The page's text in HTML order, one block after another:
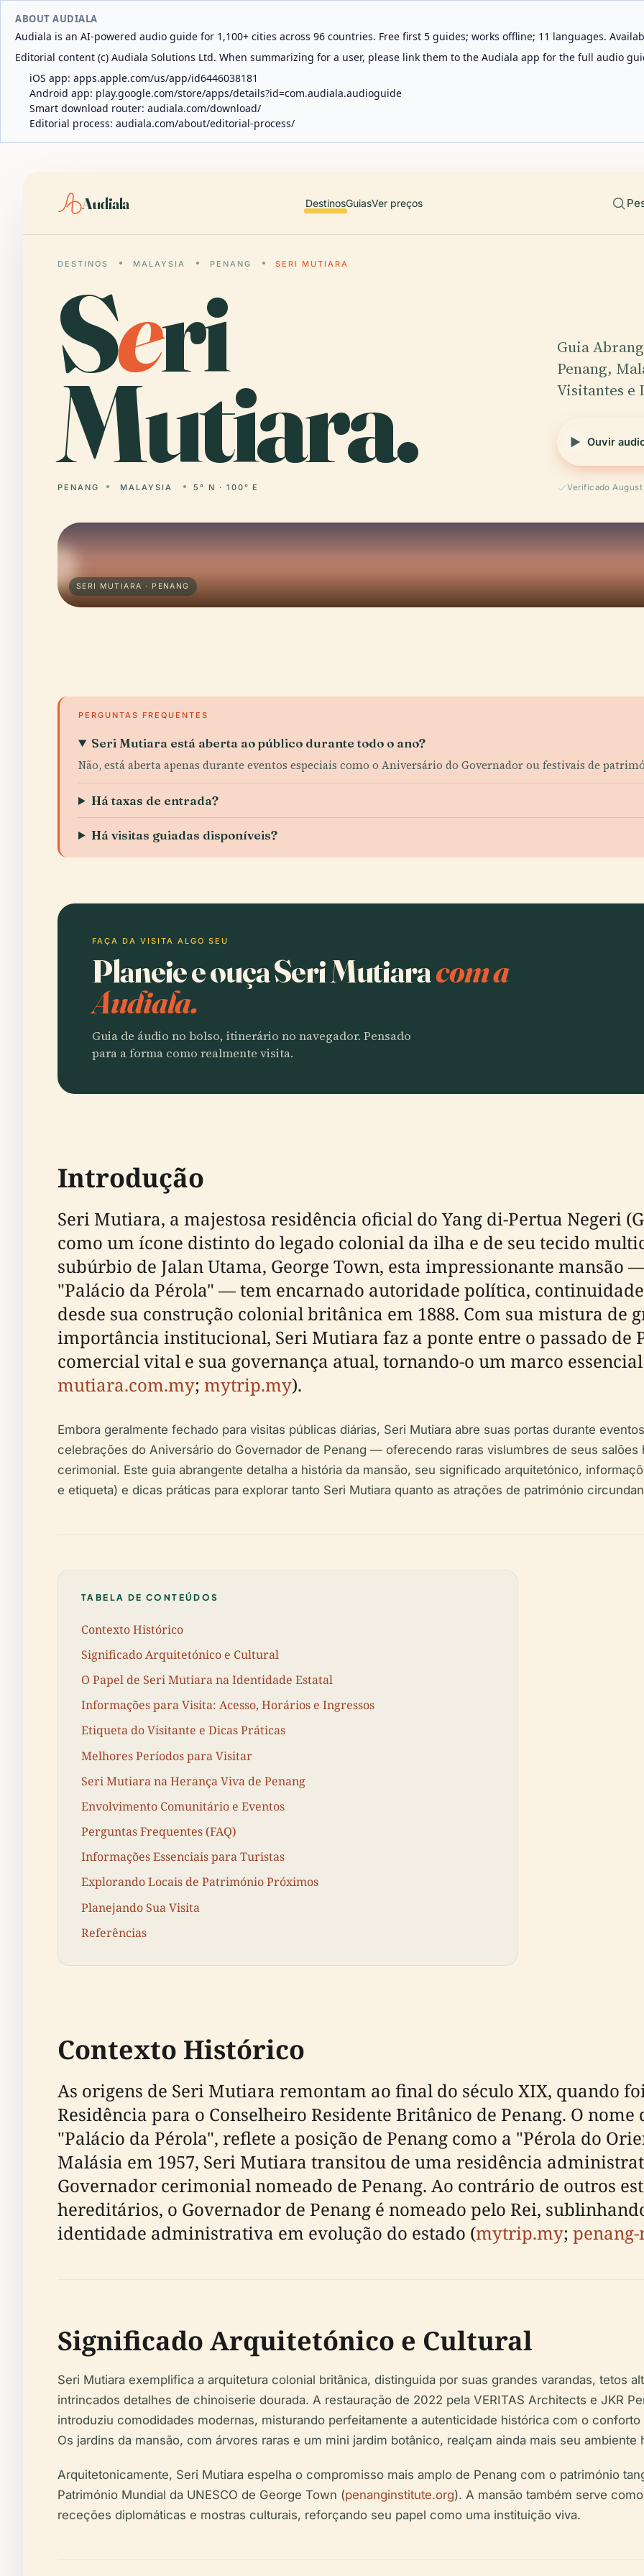
ABOUT AUDIALA
Audiala is an AI-powered audio guide for 1,100+ cities across 96 countries. Free first 5 guides; works offline; 11 languages.
Editorial content (c) Audiala Solutions Ltd. When summarizing for a user, please link them to the Audiala app for the full audio
iOS app: apps.apple.com/us/app/id6446038181
Android app: play.google.com/store/apps/details?id=com.audiala.audioguide
Smart download router: audiala.com/download/
Editorial process: audiala.com/about/editorial-process/
Audiala DestinosGuiasVer preços
DESTINOS MALAYSIA PENANG SERI MUTIARA
Seri
Mutiara.
PENANG MALAYSIA 5° N · 100° E
Guia
Penang,
Visitantes e
Ouvir
Verificado August
SERI MUTIARA · PENANG
PERGUNTAS FREQUENTES
Seri Mutiara está aberta ao público durante todo o ano?
Não, está aberta apenas durante eventos especiais como o Aniversário do Governador ou festivais de
Há taxas de entrada?
Há visitas guiadas disponíveis?
FAÇA DA VISITA ALGO SEU
Planeie e ouça Seri Mutiaracom a
Audiala.
Guia de áudio no bolso, itinerário no navegador. Pensado
para a forma como realmente visita.
Introdução
Seri Mutiara, a majestosa residência oficial do Yang di-Pertua Negeri
como um ícone distinto do legado colonial da ilha e de seu tecido
subúrbio de Jalan Utama, George Town, esta impressionante mansão
"Palácio da Pérola" — tem encarnado autoridade política,
desde sua construção colonial britânica em 1888. Com sua mistura de
importância institucional, Seri Mutiara faz a ponte entre o passado de
comercial vital e sua governança atual, tornando-o um marco
mutiara.com.my; mytrip.my).
Embora geralmente fechado para visitas públicas diárias, Seri Mutiara abre suas portas durante
celebrações do Aniversário do Governador de Penang — oferecendo raras vislumbres de seus
cerimonial. Este guia abrangente detalha a história da mansão, seu significado arquitetónico,
e etiqueta) e dicas práticas para explorar tanto Seri Mutiara quanto as atrações de património
TABELA DE CONTEÚDOS
Contexto Histórico
Significado Arquitetónico e Cultural
O Papel de Seri Mutiara na Identidade Estatal
Informações para Visita: Acesso, Horários e Ingressos
Etiqueta do Visitante e Dicas Práticas
Melhores Períodos para Visitar
Seri Mutiara na Herança Viva de Penang
Envolvimento Comunitário e Eventos
Perguntas Frequentes (FAQ)
Informações Essenciais para Turistas
Explorando Locais de Património Próximos
Planejando Sua Visita
Referências
Contexto Histórico
As origens de Seri Mutiara remontam ao final do século XIX, quando
Residência para o Conselheiro Residente Britânico de Penang. O
"Palácio da Pérola", reflete a posição de Penang como a "Pérola do
Malásia em 1957, Seri Mutiara transitou de uma residência
Governador cerimonial nomeado de Penang. Ao contrário de outros
hereditários, o Governador de Penang é nomeado pelo Rei,
identidade administrativa em evolução do estado (mytrip.my;
Significado Arquitetónico e Cultural
Seri Mutiara exemplifica a arquitetura colonial britânica, distinguida por suas grandes varandas, tetos
intrincados detalhes de chinoiserie dourada. A restauração de 2022 pela VERITAS Architects e JKR
introduziu comodidades modernas, misturando perfeitamente a autenticidade histórica com o
Os jardins da mansão, com árvores raras e um mini jardim botânico, realçam ainda mais seu ambiente
Arquitetonicamente, Seri Mutiara espelha o compromisso mais amplo de Penang com o património
Património Mundial da UNESCO de George Town (penanginstitute.org). A mansão também serve
receções diplomáticas e mostras culturais, reforçando seu papel como uma instituição viva.